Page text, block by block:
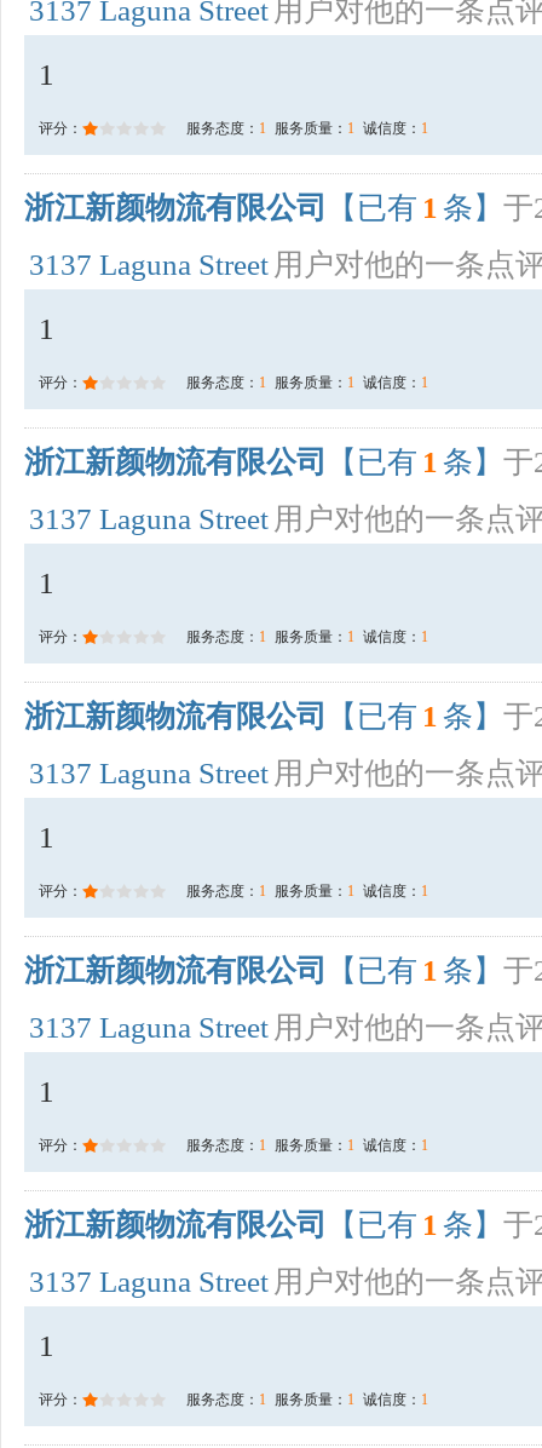
3137 Laguna Street 用户对他的一条点
1
评分： 服务态度： 1 服务质量： 1 诚信度： 1
浙江新颜物流有限公司 【已有 1 条】 于
3137 Laguna Street 用户对他的一条点
1
评分： 服务态度： 1 服务质量： 1 诚信度： 1
浙江新颜物流有限公司 【已有 1 条】 于
3137 Laguna Street 用户对他的一条点
1
评分： 服务态度： 1 服务质量： 1 诚信度： 1
浙江新颜物流有限公司 【已有 1 条】 于
3137 Laguna Street 用户对他的一条点
1
评分： 服务态度： 1 服务质量： 1 诚信度： 1
浙江新颜物流有限公司 【已有 1 条】 于
3137 Laguna Street 用户对他的一条点
1
评分： 服务态度： 1 服务质量： 1 诚信度： 1
浙江新颜物流有限公司 【已有 1 条】 于
3137 Laguna Street 用户对他的一条点
1
评分： 服务态度： 1 服务质量： 1 诚信度： 1